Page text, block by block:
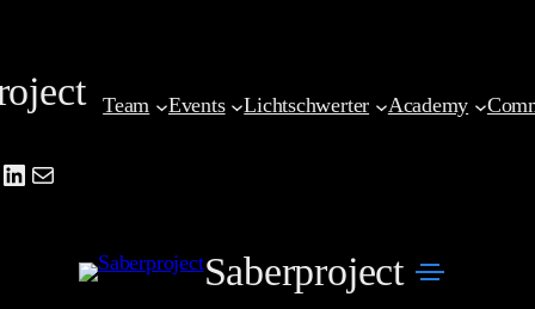
springen
Mail
Team Events Lichtschwerter Academy
Saberproject